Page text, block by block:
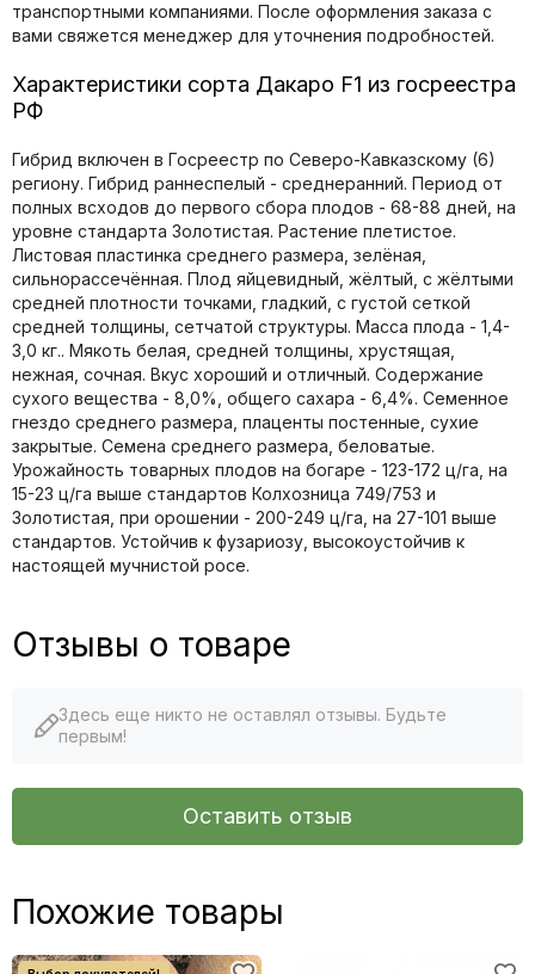
транспортными компаниями. После оформления заказа с
вами свяжется менеджер для уточнения подробностей.
Характеристики сорта Дакаро F1 из госреестра
РФ
Гибрид включен в Госреестр по Северо-Кавказскому (6)
региону. Гибрид раннеспелый - среднеранний. Период от
полных всходов до первого сбора плодов - 68-88 дней, на
уровне стандарта Золотистая. Растение плетистое.
Листовая пластинка среднего размера, зелёная,
сильнорассечённая. Плод яйцевидный, жёлтый, с жёлтыми
средней плотности точками, гладкий, с густой сеткой
средней толщины, сетчатой структуры. Масса плода - 1,4-
3,0 кг.. Мякоть белая, средней толщины, хрустящая,
нежная, сочная. Вкус хороший и отличный. Содержание
сухого вещества - 8,0%, общего сахара - 6,4%. Семенное
гнездо среднего размера, плаценты постенные, сухие
закрытые. Семена среднего размера, беловатые.
Урожайность товарных плодов на богаре - 123-172 ц/га, на
15-23 ц/га выше стандартов Колхозница 749/753 и
Золотистая, при орошении - 200-249 ц/га, на 27-101 выше
стандартов. Устойчив к фузариозу, высокоустойчив к
настоящей мучнистой росе.
Отзывы о товаре
Здесь еще никто не оставлял отзывы. Будьте
первым!
Оставить отзыв
Похожие товары